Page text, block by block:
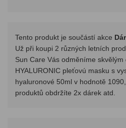
Tento produkt je součástí akce
Už při koupi 2 různých letních
Sun Care Vás odměníme skvělým
HYALURONIC pleťovú masku s
hyaluronové 50ml v hodnotě
produktů obdržíte 2x dárek atd.